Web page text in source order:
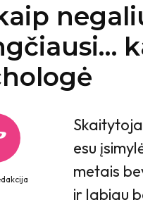
esu
metais
ir labiau